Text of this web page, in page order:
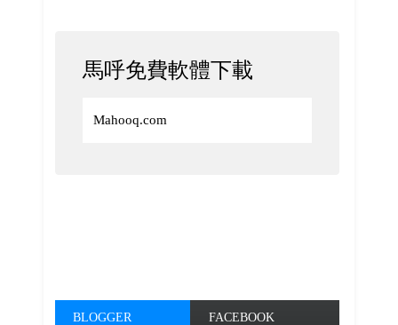
馬呼免費軟體下載
Mahooq.com
BLOGGER
FACEBOOK